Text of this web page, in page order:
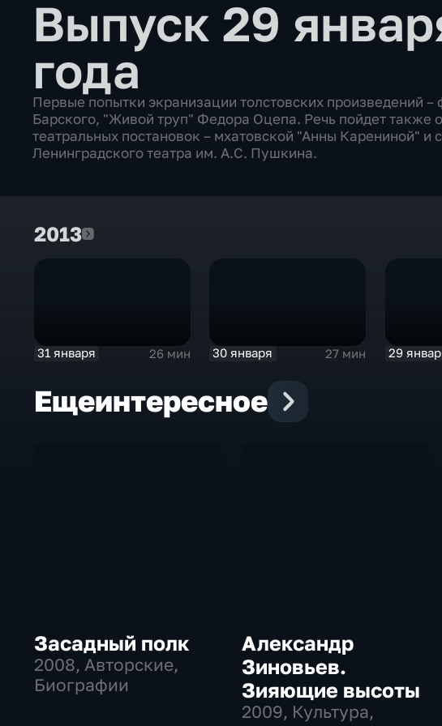
Выпуск 29
года
Первые попытки экранизации толстовских произведений
Барского, "Живой труп" Федора Оцепа. Речь пойдет также
театральных постановок – мхатовской "Анны Карениной" и
Ленинградского театра им. А.С. Пушкина.
20132013
31 января 26 мин 30 января 27 мин 29
Ещеинтересное
Засадный полк
2008, Авторские,
Биографии
Александр
Зиновьев.
Зияющие высоты
2009, Культура,